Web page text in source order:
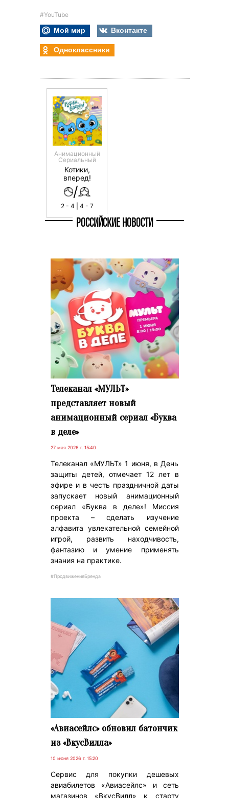
#YouTube
Мой мир
Вконтакте
Одноклассники
Анимационный
Сериальный
Котики,
вперед!
/
2 - 4 | 4 - 7
РОССИЙСКИЕ НОВОСТИ
Телеканал «МУЛЬТ»
представляет новый
анимационный сериал «Буква
в деле»
27 мая 2026 г. 15:40
Телеканал «МУЛЬТ» 1 июня, в День
защиты детей, отмечает 12 лет в
эфире и в честь праздничной даты
запускает новый анимационный
сериал «Буква в деле»! Миссия
проекта – сделать изучение
алфавита увлекательной семейной
игрой, развить находчивость,
фантазию и умение применять
знания на практике.
#ПродвижениеБренда
«Авиасейлс» обновил батончик
из «ВкусВилла»
10 июня 2026 г. 15:20
Сервис для покупки дешевых
авиабилетов «Авиасейлс» и сеть
магазинов «ВкусВилл» к старту